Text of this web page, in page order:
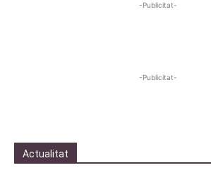
-Publicitat-
-Publicitat-
Actualitat